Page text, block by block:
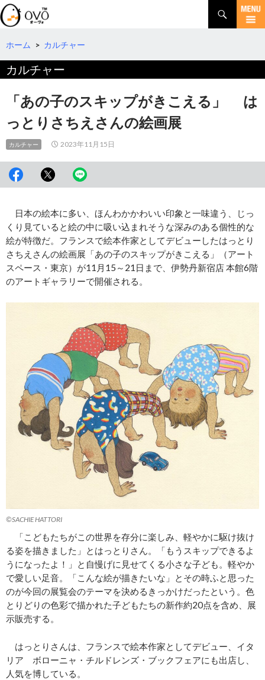
検
索
コ
テ
ツ
へ
ホーム > カルチャー
カルチャー
「あの子のスキップがきこえる」 は
っとりさちえさんの絵画展
カルチャー 2023年11月15日
日本の絵本に多い、ほんわかかわいい印象と一味違う、じっ
くり見ていると絵の中に吸い込まれそうな深みのある個性的な
絵が特徴だ。フランスで絵本作家としてデビューしたはっとり
さちえさんの絵画展「あの子のスキップがきこえる」（アート
スペース・東京）が11月15～21日まで、伊勢丹新宿店 本館6階
のアートギャラリーで開催される。
©SACHIE HATTORI
「こどもたちがこの世界を存分に楽しみ、軽やかに駆け抜け
る姿を描きました」とはっとりさん。「もうスキップできるよ
うになったよ！」と自慢げに見せてくる小さな子ども。軽やか
で愛しい足音。「こんな絵が描きたいな」とその時ふと思った
のが今回の展覧会のテーマを決めるきっかけだったという。色
とりどりの色彩で描かれた子どもたちの新作約20点を含め、展
示販売する。
はっとりさんは、フランスで絵本作家としてデビュー、イタ
リア ボローニャ・チルドレンズ・ブックフェアにも出店し、
人気を博している。